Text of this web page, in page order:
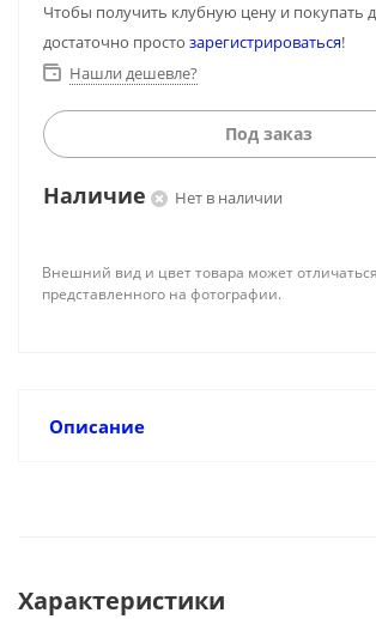
Чтобы получить клубную цену и покупать
достаточно просто зарегистрироваться!
Нашли дешевле?
Под заказ
Наличие Нет в наличии
Внешний вид и цвет товара может
представленного на фотографии.
Описание
Характеристики